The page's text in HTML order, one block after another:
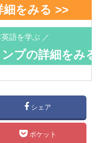
をみる >>
語を学ぶ ／
プの詳細をみる
シェア
ポケット